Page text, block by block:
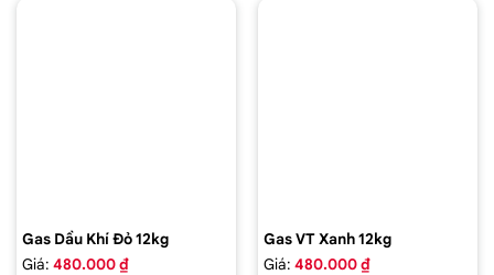
Gas Dầu Khí Đỏ 12kg
Giá: 480.000 ₫
Gas VT Xanh 12kg
Giá: 480.000 ₫